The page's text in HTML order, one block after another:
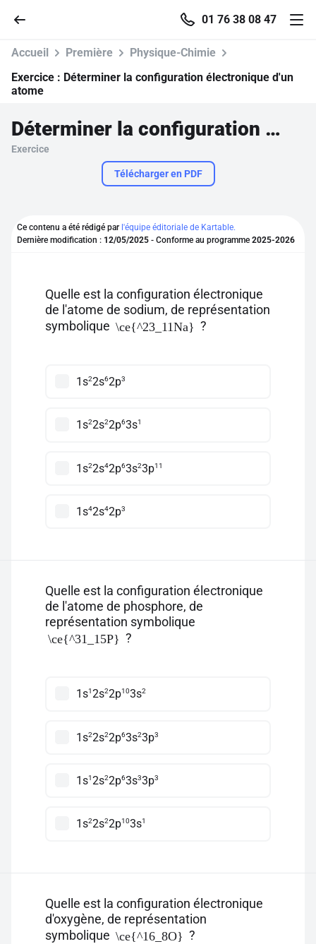
01 76 38 08 47
Parcourir
Se connecter
Pour profiter de 10 contenus offerts.
Accueil Première
Physique-Chimie
Exercice : Déterminer la configuration électronique d'un
atome
Déterminer la configuration électronique d'un atome
Exercice
Télécharger en PDF
Ce contenu a été rédigé par l'équipe éditoriale de Kartable.
Dernière modification : 12/05/2025 - Conforme au programme 2025-2026
Quelle est la configuration électronique
de l'atome de sodium, de représentation
symbolique \ce{^23_11Na} ?
1s22s62p3
1s22s22p63s1
1s22s42p63s23p11
1s42s42p3
Quelle est la configuration électronique
de l'atome de phosphore, de
représentation symbolique
\ce{^31_15P} ?
1s12s22p103s2
1s22s22p63s23p3
1s12s22p63s33p3
1s22s22p103s1
Quelle est la configuration électronique
d'oxygène, de représentation
symbolique \ce{^16_8O} ?